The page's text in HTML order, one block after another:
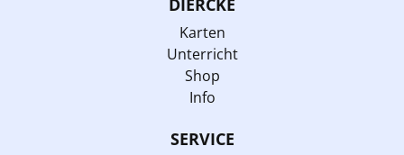
Karten
Unterricht
Shop
Info
SERVICE